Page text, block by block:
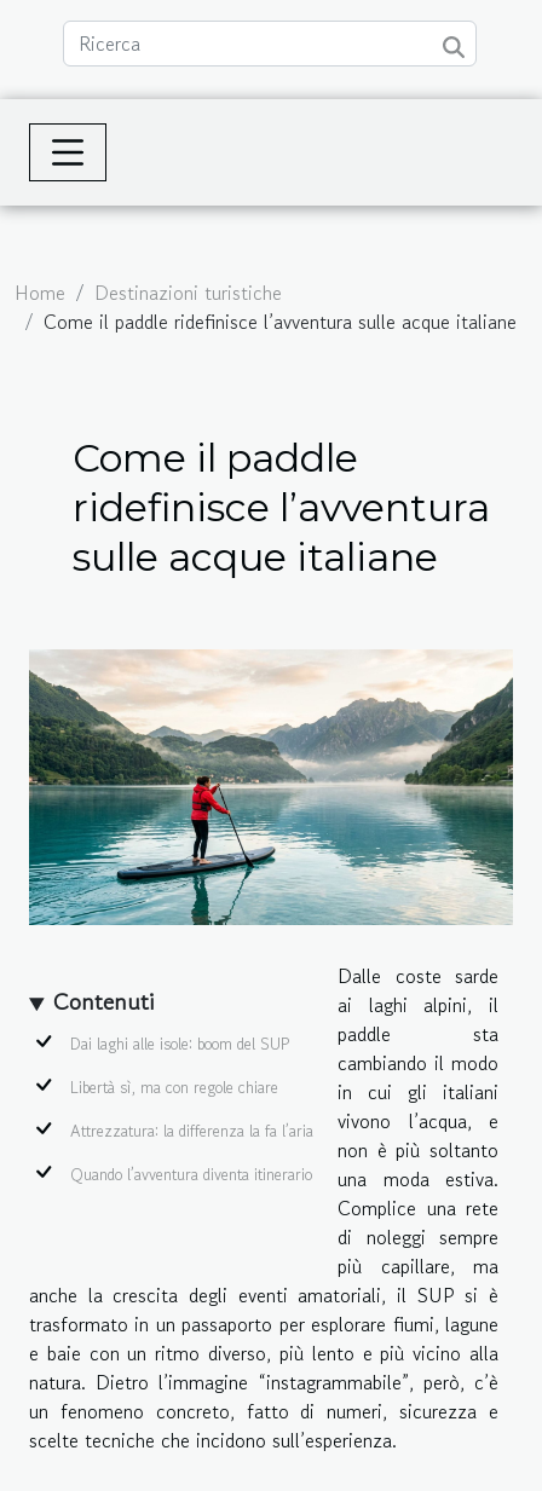
Home
Destinazioni turistiche
Come il paddle ridefinisce l’avventura sulle acque italiane
Come il paddle
ridefinisce l’avventura
sulle acque italiane
Contenuti
Dai laghi alle isole: boom del SUP
Libertà sì, ma con regole chiare
Attrezzatura: la differenza la fa l’aria
Quando l’avventura diventa itinerario
Dalle coste sarde
ai laghi alpini, il
paddle sta
cambiando il modo
in cui gli italiani
vivono l’acqua, e
non è più soltanto
una moda estiva.
Complice una rete
di noleggi sempre
più capillare, ma
anche la crescita degli eventi amatoriali, il SUP si è
trasformato in un passaporto per esplorare fiumi, lagune
e baie con un ritmo diverso, più lento e più vicino alla
natura. Dietro l’immagine “instagrammabile”, però, c’è
un fenomeno concreto, fatto di numeri, sicurezza e
scelte tecniche che incidono sull’esperienza.